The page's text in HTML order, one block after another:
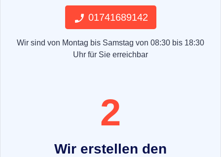
01741689142
Wir sind von Montag bis Samstag von 08:30 bis 18:30
Uhr für Sie erreichbar
2
Wir erstellen den